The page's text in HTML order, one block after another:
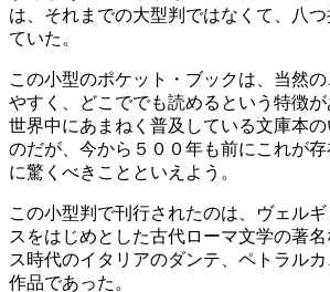
は、それまでの大型判ではなくて、八
ていた。
この小型のポケット・ブックは、当然
やすく、どこででも読めるという特徴
世界中にあまねく普及している文庫本
のだが、今から５００年も前にこれが
に驚くべきことといえよう。
この小型判で刊行されたのは、ヴェル
スをはじめとした古代ローマ文学の著
ス時代のイタリアのダンテ、ペトラル
作品であった。